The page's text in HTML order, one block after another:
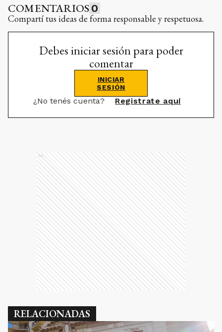
COMENTARIOS 0
Compartí tus ideas de forma responsable y respetuosa.
Debes iniciar sesión para poder
comentar
INICIAR
SESIÓN
¿No tenés cuenta? Registrate aquí
Ads
RELACIONADAS